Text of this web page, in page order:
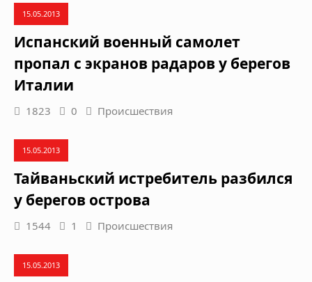
15.05.2013
Испанский военный самолет
пропал с экранов радаров у берегов
Италии
1823 0 Происшествия
15.05.2013
Тайваньский истребитель разбился
у берегов острова
1544 1 Происшествия
15.05.2013